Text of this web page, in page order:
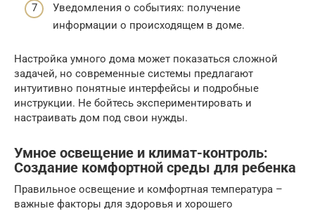
Уведомления о событиях: получение
информации о происходящем в доме.
Настройка умного дома может показаться сложной
задачей, но современные системы предлагают
интуитивно понятные интерфейсы и подробные
инструкции. Не бойтесь экспериментировать и
настраивать дом под свои нужды.
Умное освещение и климат-контроль:
Создание комфортной среды для ребенка
Правильное освещение и комфортная температура –
важные факторы для здоровья и хорошего